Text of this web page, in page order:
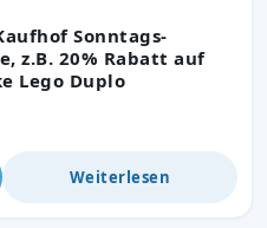
Sonntags-
z.B. 20% Rabatt auf
Lego Duplo
Weiterlesen